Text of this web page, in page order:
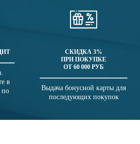
в
по
СКИДКА 3%
ПРИ ПОКУПКЕ
ОТ 60 000 РУБ
Выдача бонусной карты для
последующих покупок